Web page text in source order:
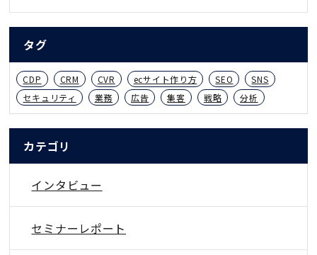
タグ
CDP CRM CVR ecサイト作り方 SEO
SNS
セキュリティ
業務 広告 集客 戦略 分析
カテゴリ
インタビュー
セミナーレポート